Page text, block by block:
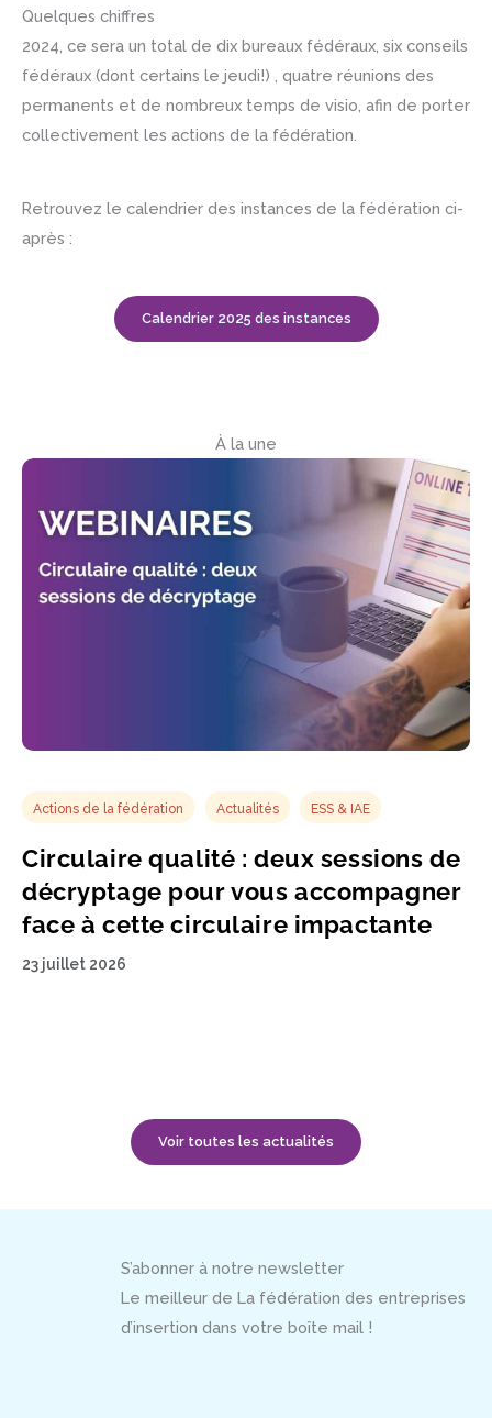
Quelques chiffres
2024, ce sera un total de dix bureaux fédéraux, six conseils
fédéraux (dont certains le jeudi!) , quatre réunions des
permanents et de nombreux temps de visio, afin de porter
collectivement les actions de la fédération.
Retrouvez le calendrier des instances de la fédération ci-
après :
Calendrier 2025 des instances
À la une
Actions de la fédération Actualités ESS & IAE
Circulaire qualité : deux sessions de
décryptage pour vous accompagner
face à cette circulaire impactante
23 juillet 2026
Voir toutes les actualités
S’abonner à notre newsletter
Le meilleur de La fédération des entreprises
d’insertion dans votre boîte mail !